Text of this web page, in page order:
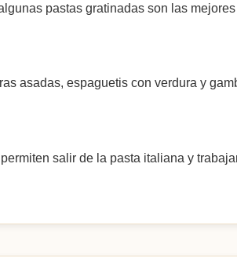
pastas gratinadas son las
asadas, espaguetis con verdura y
salir de la pasta italiana y